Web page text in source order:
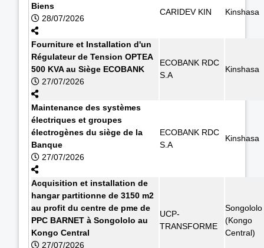
Biens
28/07/2026
CARIDEV KIN Kinshasa
Fourniture et Installation d'un
Régulateur de Tension OPTEA
500 KVA au Siège ECOBANK
27/07/2026
ECOBANK RDC
S.A
Kinshasa
Maintenance des systèmes
électriques et groupes
électrogènes du siège de la
Banque
27/07/2026
ECOBANK RDC
S.A
Kinshasa
Acquisition et installation de
hangar partitionne de 3150 m2
au profit du centre de pme de
PPC BARNET à Songololo au
Kongo Central
27/07/2026
UCP-
TRANSFORME
Songololo
(Kongo
Central)